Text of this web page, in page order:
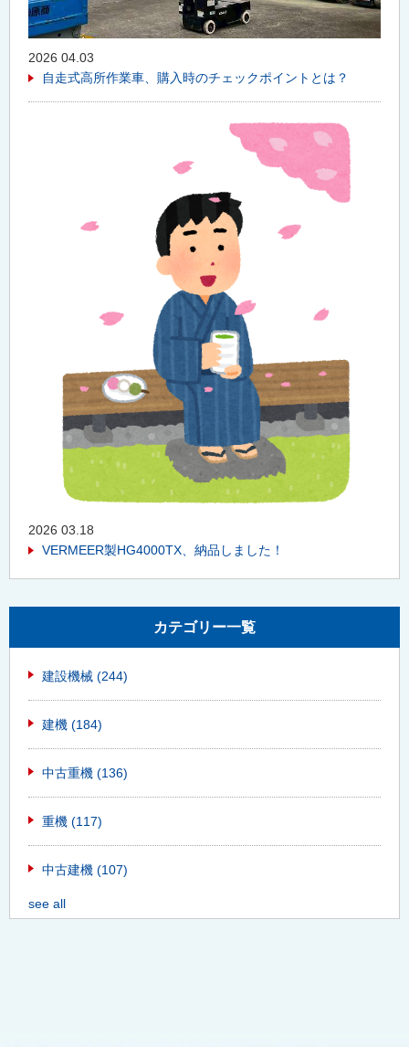
2026 04.03
自走式高所作業車、購入時のチェックポイントとは？
2026 03.18
VERMEER製HG4000TX、納品しました！
カテゴリー一覧
建設機械 (244)
建機 (184)
中古重機 (136)
重機 (117)
中古建機 (107)
see all